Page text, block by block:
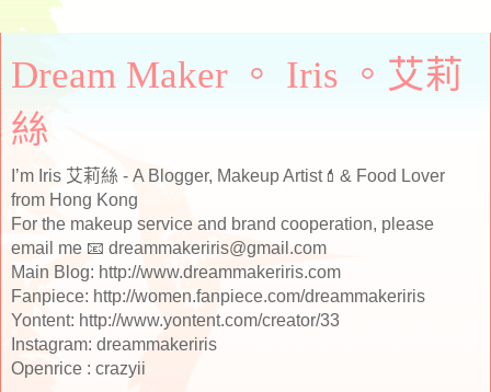
Dream Maker 。 Iris 。艾莉
絲
I’m Iris 艾莉絲 - A Blogger, Makeup Artist💄& Food Lover
from Hong Kong
For the makeup service and brand cooperation, please
email me 📧 dreammakeriris@gmail.com
Main Blog: http://www.dreammakeriris.com
Fanpiece: http://women.fanpiece.com/dreammakeriris
Yontent: http://www.yontent.com/creator/33
Instagram: dreammakeriris
Openrice : crazyii